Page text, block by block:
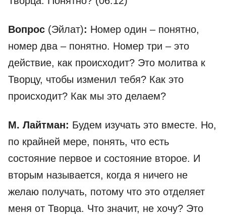
Вопрос (Эйлат): Номер один – понятно,
номер два – понятно. Номер три – это
действие, как происходит? Это молитва к
Творцу, чтобы изменил тебя? Как это
происходит? Как мы это делаем?
М. Лайтман: Будем изучать это вместе. Но,
по крайней мере, понять, что есть
состояние первое и состояние второе. И
вторым называется, когда я ничего не
желаю получать, потому что это отделяет
меня от Творца. Что значит, не хочу? Это